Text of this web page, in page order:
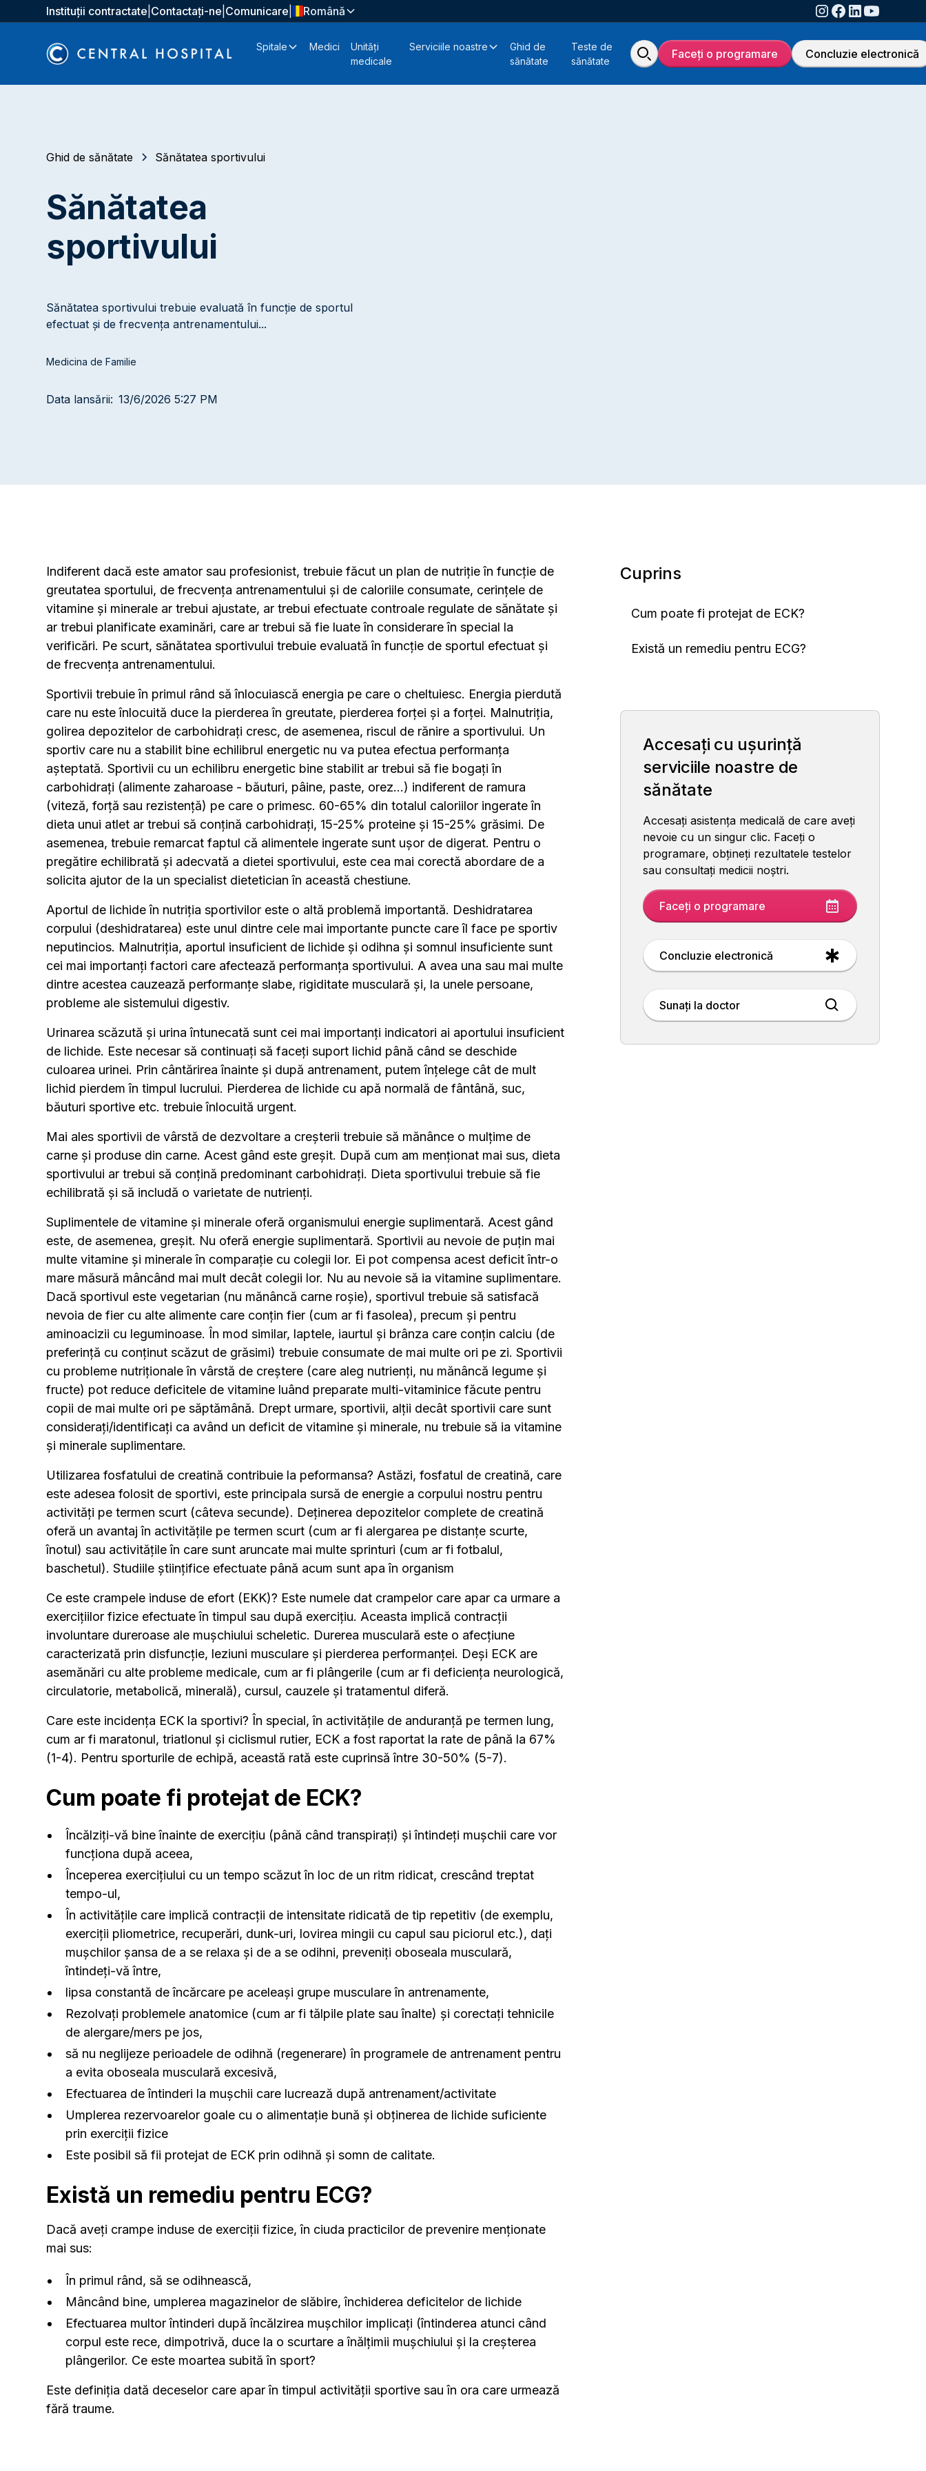
Instituții contractate Contactați-ne Comunicare Română
Spitale Medici
Unități
medicale
Serviciile noastre
Ghid de
sănătate
Teste de
sănătate
Faceți o programare Concluzie electronică
Ghid de sănătate Sănătatea sportivului
Sănătatea
sportivului
Sănătatea sportivului trebuie evaluată în funcție de sportul
efectuat și de frecvența antrenamentului...
Medicina de Familie
Data lansării: 13/6/2026 5:27 PM
Indiferent dacă este amator sau profesionist, trebuie făcut un plan de nutriție în funcție de
greutatea sportului, de frecvența antrenamentului și de caloriile consumate, cerințele de
vitamine și minerale ar trebui ajustate, ar trebui efectuate controale regulate de sănătate și
ar trebui planificate examinări, care ar trebui să fie luate în considerare în special la
verificări. Pe scurt, sănătatea sportivului trebuie evaluată în funcție de sportul efectuat și
de frecvența antrenamentului.
Sportivii trebuie în primul rând să înlocuiască energia pe care o cheltuiesc. Energia pierdută
care nu este înlocuită duce la pierderea în greutate, pierderea forței și a forței. Malnutriția,
golirea depozitelor de carbohidrați cresc, de asemenea, riscul de rănire a sportivului. Un
sportiv care nu a stabilit bine echilibrul energetic nu va putea efectua performanța
așteptată. Sportivii cu un echilibru energetic bine stabilit ar trebui să fie bogați în
carbohidrați (alimente zaharoase - băuturi, pâine, paste, orez...) indiferent de ramura
(viteză, forță sau rezistență) pe care o primesc. 60-65% din totalul caloriilor ingerate în
dieta unui atlet ar trebui să conțină carbohidrați, 15-25% proteine și 15-25% grăsimi. De
asemenea, trebuie remarcat faptul că alimentele ingerate sunt ușor de digerat. Pentru o
pregătire echilibrată și adecvată a dietei sportivului, este cea mai corectă abordare de a
solicita ajutor de la un specialist dietetician în această chestiune.
Aportul de lichide în nutriția sportivilor este o altă problemă importantă. Deshidratarea
corpului (deshidratarea) este unul dintre cele mai importante puncte care îl face pe sportiv
neputincios. Malnutriția, aportul insuficient de lichide și odihna și somnul insuficiente sunt
cei mai importanți factori care afectează performanța sportivului. A avea una sau mai multe
dintre acestea cauzează performanțe slabe, rigiditate musculară și, la unele persoane,
probleme ale sistemului digestiv.
Urinarea scăzută și urina întunecată sunt cei mai importanți indicatori ai aportului insuficient
de lichide. Este necesar să continuați să faceți suport lichid până când se deschide
culoarea urinei. Prin cântărirea înainte și după antrenament, putem înțelege cât de mult
lichid pierdem în timpul lucrului. Pierderea de lichide cu apă normală de fântână, suc,
băuturi sportive etc. trebuie înlocuită urgent.
Mai ales sportivii de vârstă de dezvoltare a creșterii trebuie să mănânce o mulțime de
carne și produse din carne. Acest gând este greșit. După cum am menționat mai sus, dieta
sportivului ar trebui să conțină predominant carbohidrați. Dieta sportivului trebuie să fie
echilibrată și să includă o varietate de nutrienți.
Suplimentele de vitamine și minerale oferă organismului energie suplimentară. Acest gând
este, de asemenea, greșit. Nu oferă energie suplimentară. Sportivii au nevoie de puțin mai
multe vitamine și minerale în comparație cu colegii lor. Ei pot compensa acest deficit într-o
mare măsură mâncând mai mult decât colegii lor. Nu au nevoie să ia vitamine suplimentare.
Dacă sportivul este vegetarian (nu mănâncă carne roșie), sportivul trebuie să satisfacă
nevoia de fier cu alte alimente care conțin fier (cum ar fi fasolea), precum și pentru
aminoacizii cu leguminoase. În mod similar, laptele, iaurtul și brânza care conțin calciu (de
preferință cu conținut scăzut de grăsimi) trebuie consumate de mai multe ori pe zi. Sportivii
cu probleme nutriționale în vârstă de creștere (care aleg nutrienți, nu mănâncă legume și
fructe) pot reduce deficitele de vitamine luând preparate multi-vitaminice făcute pentru
copii de mai multe ori pe săptămână. Drept urmare, sportivii, alții decât sportivii care sunt
considerați/identificați ca având un deficit de vitamine și minerale, nu trebuie să ia vitamine
și minerale suplimentare.
Utilizarea fosfatului de creatină contribuie la peformansa? Astăzi, fosfatul de creatină, care
este adesea folosit de sportivi, este principala sursă de energie a corpului nostru pentru
activități pe termen scurt (câteva secunde). Deținerea depozitelor complete de creatină
oferă un avantaj în activitățile pe termen scurt (cum ar fi alergarea pe distanțe scurte,
înotul) sau activitățile în care sunt aruncate mai multe sprinturi (cum ar fi fotbalul,
baschetul). Studiile științifice efectuate până acum sunt apa în organism
Ce este crampele induse de efort (EKK)? Este numele dat crampelor care apar ca urmare a
exercițiilor fizice efectuate în timpul sau după exercițiu. Aceasta implică contracții
involuntare dureroase ale mușchiului scheletic. Durerea musculară este o afecțiune
caracterizată prin disfuncție, leziuni musculare și pierderea performanței. Deși ECK are
asemănări cu alte probleme medicale, cum ar fi plângerile (cum ar fi deficiența neurologică,
circulatorie, metabolică, minerală), cursul, cauzele și tratamentul diferă.
Care este incidența ECK la sportivi? În special, în activitățile de anduranță pe termen lung,
cum ar fi maratonul, triatlonul și ciclismul rutier, ECK a fost raportat la rate de până la 67%
(1-4). Pentru sporturile de echipă, această rată este cuprinsă între 30-50% (5-7).
Cum poate fi protejat de ECK?
Încălziți-vă bine înainte de exercițiu (până când transpirați) și întindeți mușchii care vor
funcționa după aceea,
Începerea exercițiului cu un tempo scăzut în loc de un ritm ridicat, crescând treptat
tempo-ul,
În activitățile care implică contracții de intensitate ridicată de tip repetitiv (de exemplu,
exerciții pliometrice, recuperări, dunk-uri, lovirea mingii cu capul sau piciorul etc.), dați
mușchilor șansa de a se relaxa și de a se odihni, preveniți oboseala musculară,
întindeți-vă între,
lipsa constantă de încărcare pe aceleași grupe musculare în antrenamente,
Rezolvați problemele anatomice (cum ar fi tălpile plate sau înalte) și corectați tehnicile
de alergare/mers pe jos,
să nu neglijeze perioadele de odihnă (regenerare) în programele de antrenament pentru
a evita oboseala musculară excesivă,
Efectuarea de întinderi la mușchii care lucrează după antrenament/activitate
Umplerea rezervoarelor goale cu o alimentație bună și obținerea de lichide suficiente
prin exerciții fizice
Este posibil să fii protejat de ECK prin odihnă și somn de calitate.
Există un remediu pentru ECG?
Dacă aveți crampe induse de exerciții fizice, în ciuda practicilor de prevenire menționate
mai sus:
În primul rând, să se odihnească,
Mâncând bine, umplerea magazinelor de slăbire, închiderea deficitelor de lichide
Efectuarea multor întinderi după încălzirea mușchilor implicați (întinderea atunci când
corpul este rece, dimpotrivă, duce la o scurtare a înălțimii mușchiului și la creșterea
plângerilor. Ce este moartea subită în sport?
Este definiția dată deceselor care apar în timpul activității sportive sau în ora care urmează
fără traume.
Cuprins
Cum poate fi protejat de ECK?
Există un remediu pentru ECG?
Accesați cu ușurință
serviciile noastre de
sănătate
Accesați asistența medicală de care aveți
nevoie cu un singur clic. Faceți o
programare, obțineți rezultatele testelor
sau consultați medicii noștri.
Faceți o programare
Concluzie electronică
Sunați la doctor